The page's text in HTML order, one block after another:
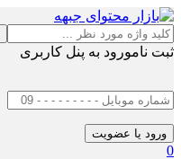
ثبت نامورود به پنل کاربری
0